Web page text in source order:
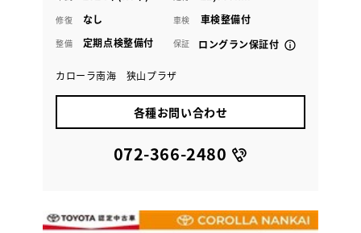
修復 なし 車検 車検整備付
整備 定期点検整備付 保証 ロングラン保証付
カローラ南海 狭山プラザ
各種お問い合わせ
072-366-2480